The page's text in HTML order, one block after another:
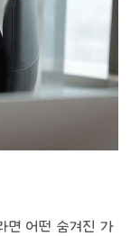
면 어떤 숨겨진 가